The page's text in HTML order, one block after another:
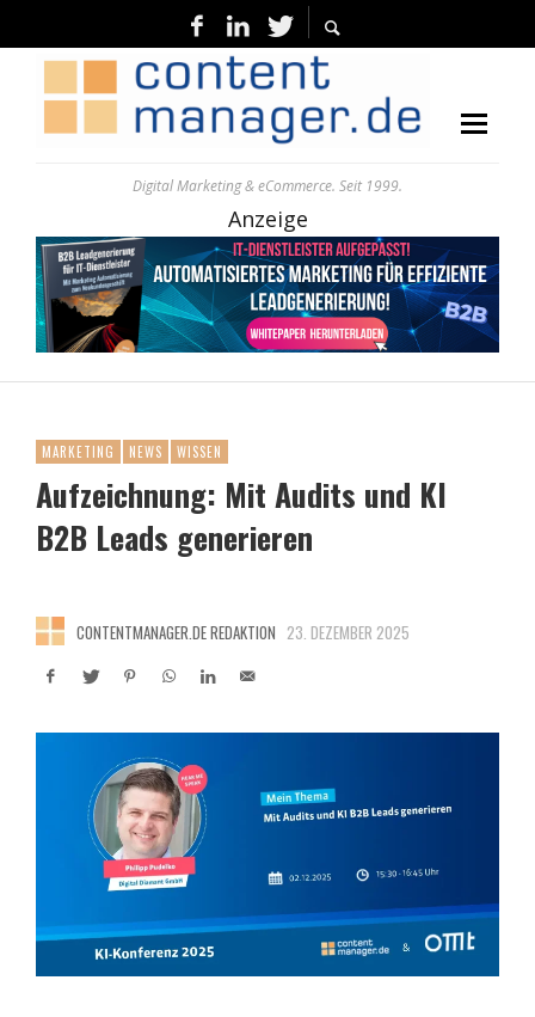
Digital Marketing & eCommerce. Seit 1999.
Anzeige
MARKETING NEWS WISSEN
Aufzeichnung: Mit Audits und KI
B2B Leads generieren
CONTENTMANAGER.DE REDAKTION 23. DEZEMBER 2025